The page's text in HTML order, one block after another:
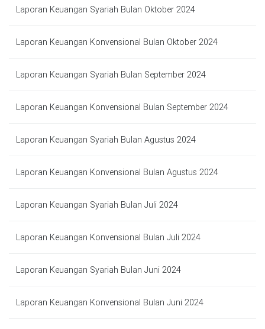
Laporan Keuangan Syariah Bulan Oktober 2024
Laporan Keuangan Konvensional Bulan Oktober 2024
Laporan Keuangan Syariah Bulan September 2024
Laporan Keuangan Konvensional Bulan September 2024
Laporan Keuangan Syariah Bulan Agustus 2024
Laporan Keuangan Konvensional Bulan Agustus 2024
Laporan Keuangan Syariah Bulan Juli 2024
Laporan Keuangan Konvensional Bulan Juli 2024
Laporan Keuangan Syariah Bulan Juni 2024
Laporan Keuangan Konvensional Bulan Juni 2024